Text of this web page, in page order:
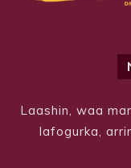
Laashin, waa
lafogurka,